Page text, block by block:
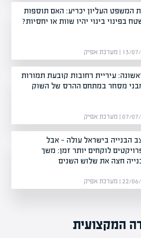
המשפט העליון יכריע: האם תוספות
בפינוי בינוי יהיו שוות או יחסיות?
| מערכת אפיק
עיריית רחובות קובעת תמורות
מסחר במתחם ההרס של השוק
| מערכת אפיק
הבנייה בישראל עולה — אבל
לוקחים יותר זמן: משך
חצה את שלוש השנים
| מערכת אפיק
המקצועית